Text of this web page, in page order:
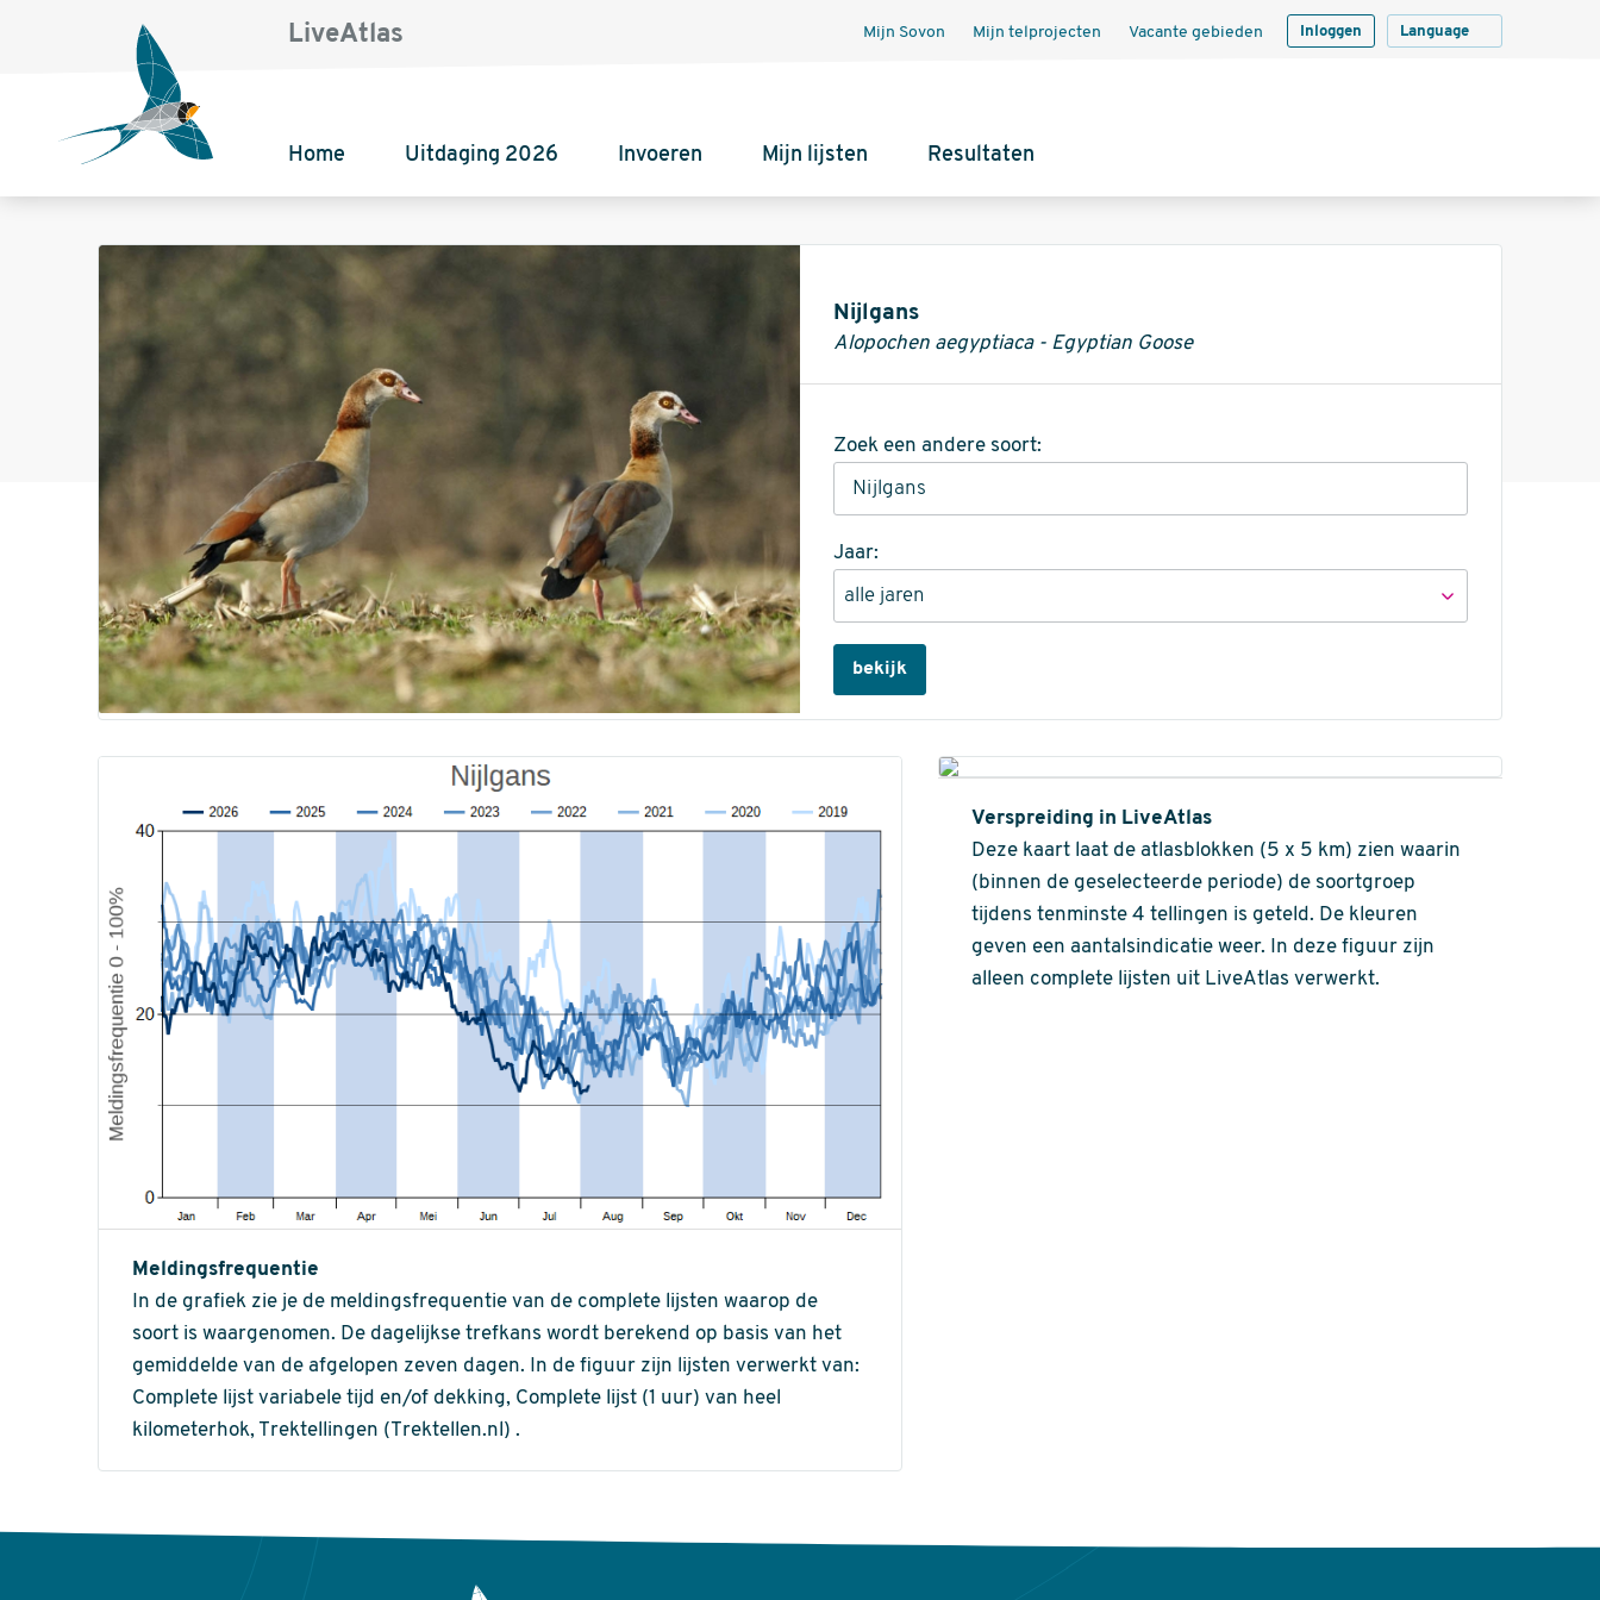
LiveAtlas Mijn Sovon Mijn telprojecten Vacante gebieden Inloggen Language
Home Uitdaging 2026 Invoeren Mijn lijsten Resultaten
Informatie
Nijlgans
Alopochen aegyptiaca - Egyptian Goose
Zoek een andere soort:
Jaar:
bekijk
Meldingsfrequentie
In de grafiek zie je de meldingsfrequentie van de complete lijsten waarop de
soort is waargenomen. De dagelijkse trefkans wordt berekend op basis van het
gemiddelde van de afgelopen zeven dagen. In de figuur zijn lijsten verwerkt van:
Complete lijst variabele tijd en/of dekking, Complete lijst (1 uur) van heel
kilometerhok, Trektellingen (Trektellen.nl) .
Verspreiding in LiveAtlas
Deze kaart laat de atlasblokken (5 x 5 km) zien waarin
(binnen de geselecteerde periode) de soortgroep
tijdens tenminste 4 tellingen is geteld. De kleuren
geven een aantalsindicatie weer. In deze figuur zijn
alleen complete lijsten uit LiveAtlas verwerkt.